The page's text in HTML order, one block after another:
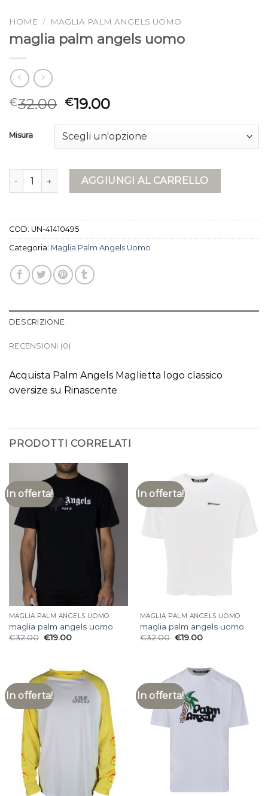
HOME / MAGLIA PALM ANGELS UOMO
maglia palm angels uomo
€32.00 €19.00
Misura
maglia palm angels uomo quantità
AGGIUNGI AL CARRELLO
COD: UN-41410495
Categoria: Maglia Palm Angels Uomo
DESCRIZIONE
RECENSIONI (0)
Acquista Palm Angels Maglietta logo classico
oversize su Rinascente
PRODOTTI CORRELATI
In offerta!
MAGLIA PALM ANGELS UOMO
maglia palm angels uomo
€32.00 €19.00
In offerta!
MAGLIA PALM ANGELS UOMO
maglia palm angels uomo
€32.00 €19.00
In offerta! In offerta!